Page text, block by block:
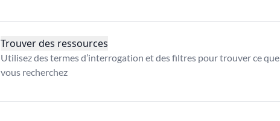
Trouver des ressources
Utilisez des termes d’interrogation et des filtres pour trouver ce que
vous recherchez